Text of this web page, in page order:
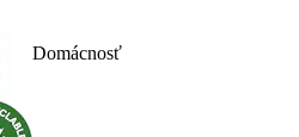
Domácnosť